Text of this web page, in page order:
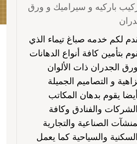
باركيه و سيراميك و ورق
لكم خدمه صباغ تيماء الذي
بتأمين كافة أنواع الدهانات
الجدران ذات الألوان
و التصاميم الجميلة
يقوم بدهان المكاتب
والفنادق وكافة
الصناعية والتجارية
والسياحية كما يعمل